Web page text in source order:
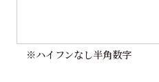
※ハイフンなし半角数字